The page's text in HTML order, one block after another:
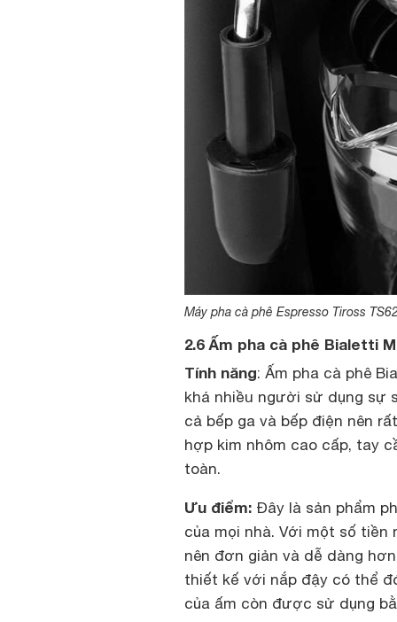
Máy pha cà phê Espresso Tiross
2.6 Ấm pha cà phê Bialetti
Tính năng: Ấm pha cà phê
khá nhiều người sử dụng sự
cả bếp ga và bếp điện nên
hợp kim nhôm cao cấp, tay
toàn.
Ưu điểm: Đây là sản phẩm
của mọi nhà. Với một số
nên đơn giản và dễ dàng
thiết kế với nắp đậy có thể
của ấm còn được sử dụng